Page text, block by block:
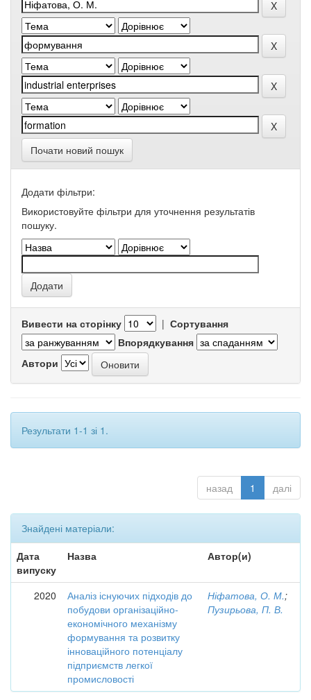
Почати новий пошук
Додати фільтри:
Використовуйте фільтри для уточнення результатів
пошуку.
Вивести на сторінку | Сортування
Впорядкування
Автори
Результати 1-1 зі 1.
назад 1 далі
Знайдені матеріали:
Дата
випуску
Назва Автор(и)
2020
Аналіз існуючих підходів до
побудови організаційно-
економічного механізму
формування та розвитку
інноваційного потенціалу
підприємств легкої
промисловості
Ніфатова, О. М.;
Пузирьова, П. В.